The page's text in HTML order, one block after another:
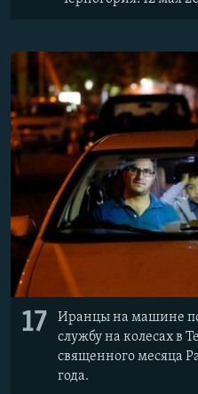
17
Иранцы на машине
службу на колесах в
священного месяца
года.